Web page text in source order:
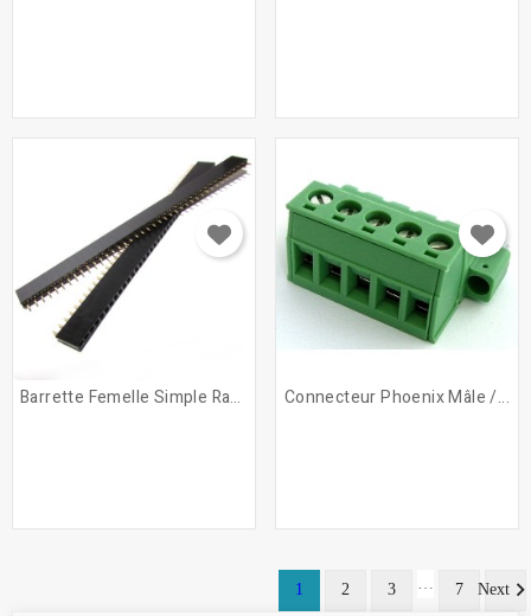
Barrette Femelle Simple Rangée Connecteur Phoenix Mâle /...
1 2 3 7 Next